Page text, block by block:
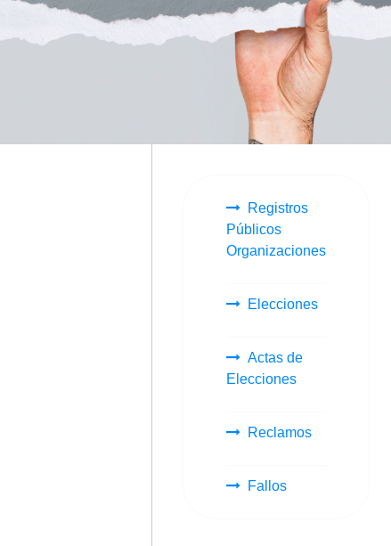
Registros
Públicos
Organizaciones
Elecciones
Actas de
Elecciones
Reclamos
Fallos